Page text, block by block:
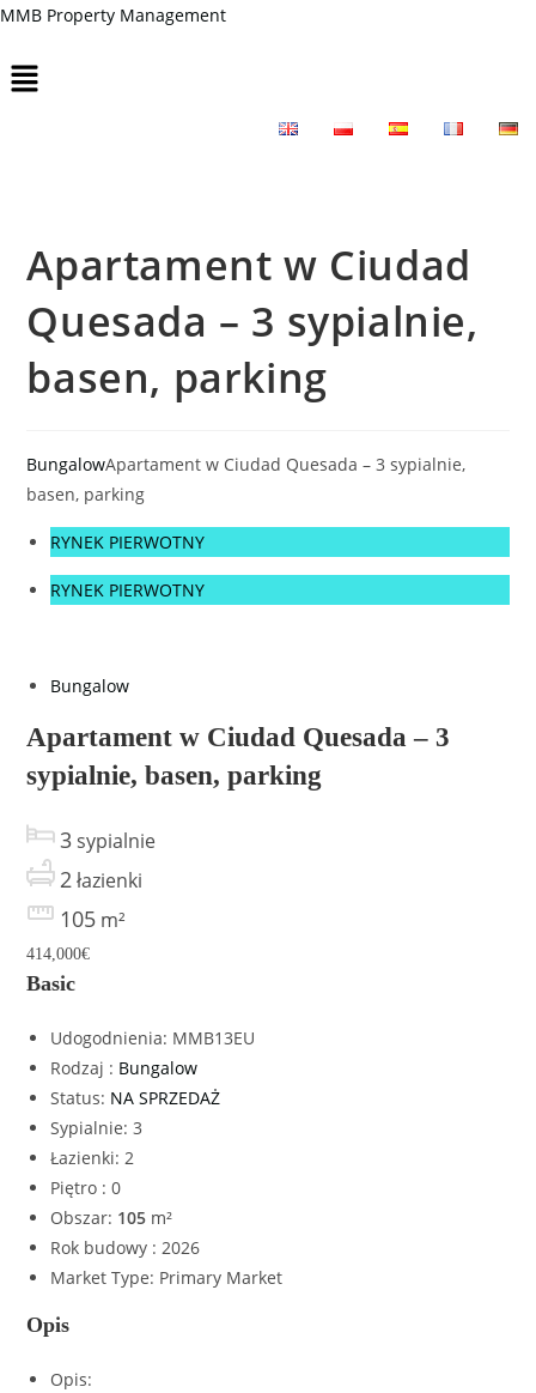
Skip
content
MMB Property Management
Menu
Apartament w Ciudad
Quesada – 3 sypialnie,
basen, parking
BungalowApartament w Ciudad Quesada – 3 sypialnie,
basen, parking
RYNEK PIERWOTNY
RYNEK PIERWOTNY
Bungalow
Apartament w Ciudad Quesada – 3
sypialnie, basen, parking
3 sypialnie
2 łazienki
105 m²
414,000€
Basic
Udogodnienia: MMB13EU
Rodzaj : Bungalow
Status: NA SPRZEDAŻ
Sypialnie: 3
Łazienki: 2
Piętro : 0
Obszar: 105 m²
Rok budowy : 2026
Market Type: Primary Market
Opis
Opis: